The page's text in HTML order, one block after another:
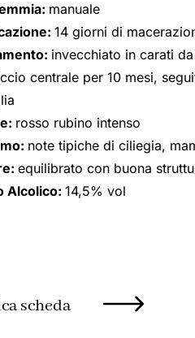
manuale
14 giorni di
invecchiato in carati
centrale per 10 mesi,
rosso rubino intenso
note tipiche di ciliegia,
equilibrato con buona
Alcolico: 14,5% vol
scheda